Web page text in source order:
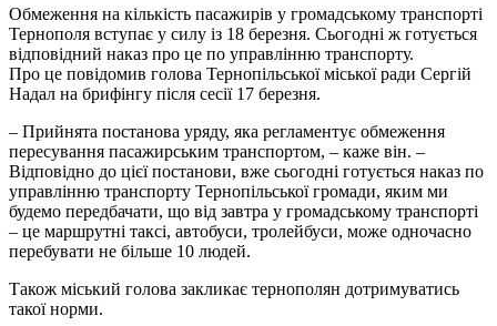
Обмеження на кількість пасажирів у громадському транспорті
Тернополя вступає у силу із 18 березня. Сьогодні ж готується
відповідний наказ про це по управлінню транспорту.
Про це повідомив голова Тернопільської міської ради Сергій
Надал на брифінгу після сесії 17 березня.
– Прийнята постанова уряду, яка регламентує обмеження
пересування пасажирським транспортом, – каже він. –
Відповідно до цієї постанови, вже сьогодні готується наказ по
управлінню транспорту Тернопільської громади, яким ми
будемо передбачати, що від завтра у громадському транспорті
– це маршрутні таксі, автобуси, тролейбуси, може одночасно
перебувати не більше 10 людей.
Також міський голова закликає тернополян дотримуватись
такої норми.